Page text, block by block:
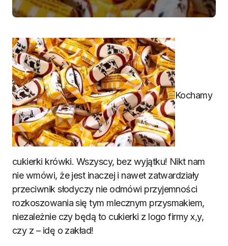
Kochamy
cukierki krówki. Wszyscy, bez wyjątku! Nikt nam
nie wmówi, że jest inaczej i nawet zatwardziały
przeciwnik słodyczy nie odmówi przyjemności
rozkoszowania się tym mlecznym przysmakiem,
niezależnie czy będą to cukierki z logo firmy x,y,
czy z – idę o zakład!